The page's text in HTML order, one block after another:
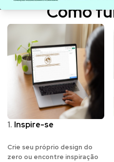
Como
1. Inspire-se
Crie seu próprio design do
zero ou encontre inspiração